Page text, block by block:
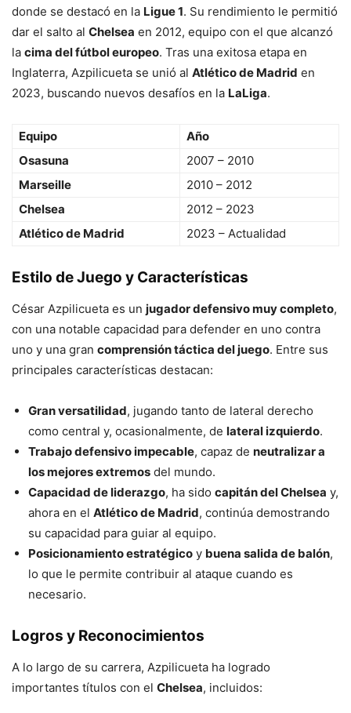
donde se destacó en la Ligue 1. Su rendimiento le permitió
dar el salto al Chelsea en 2012, equipo con el que alcanzó
la cima del fútbol europeo. Tras una exitosa etapa en
Inglaterra, Azpilicueta se unió al Atlético de Madrid en
2023, buscando nuevos desafíos en la LaLiga.
Equipo
Año
Osasuna
2007 – 2010
Marseille
2010 – 2012
Chelsea
2012 – 2023
Atlético de Madrid
2023 – Actualidad
Estilo de Juego y Características
César Azpilicueta es un jugador defensivo muy completo,
con una notable capacidad para defender en uno contra
uno y una gran comprensión táctica del juego. Entre sus
principales características destacan:
Gran versatilidad, jugando tanto de lateral derecho
como central y, ocasionalmente, de lateral izquierdo.
Trabajo defensivo impecable, capaz de neutralizar a
los mejores extremos del mundo.
Capacidad de liderazgo, ha sido capitán del Chelsea y,
ahora en el Atlético de Madrid, continúa demostrando
su capacidad para guiar al equipo.
Posicionamiento estratégico y buena salida de balón,
lo que le permite contribuir al ataque cuando es
necesario.
Logros y Reconocimientos
A lo largo de su carrera, Azpilicueta ha logrado
importantes títulos con el Chelsea, incluidos: